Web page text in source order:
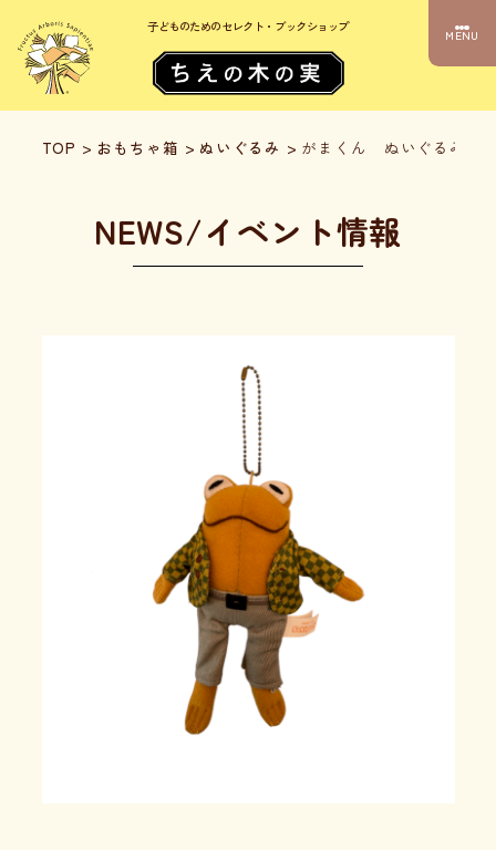
子どものためのセレクト・ブックショップ
MENU
TOP > おもちゃ箱 > ぬいぐるみ > がまくん ぬいぐるみマ
NEWS/イベント情報